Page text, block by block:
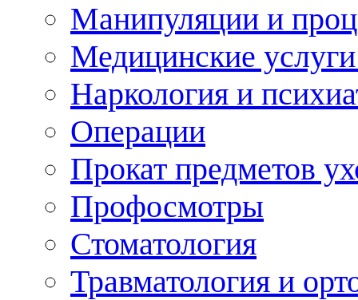
Манипуляции и
Медицинские
Наркология и
Операции
Прокат предметов
Профосмотры
Стоматология
Травматология и